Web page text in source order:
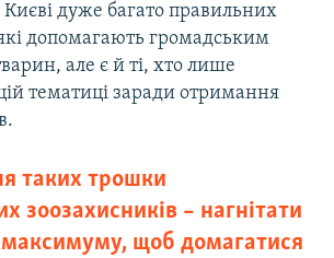
дуже багато правильних
допомагають громадським
але є й ті, хто лише
тематиці заради отримання
таких трошки
зоозахисників – нагнітати
максимуму, щоб домагатися